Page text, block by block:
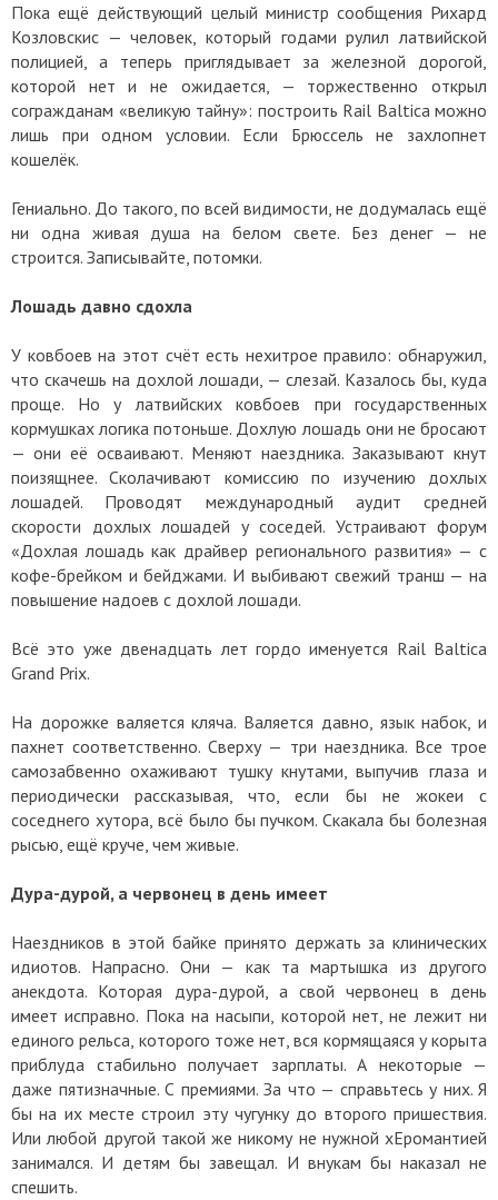
Пока ещё действующий целый министр сообщения Рихард
Козловскис — человек, который годами рулил латвийской
полицией, а теперь приглядывает за железной дорогой,
которой нет и не ожидается, — торжественно открыл
согражданам «великую тайну»: построить Rail Baltica можно
лишь при одном условии. Если Брюссель не захлопнет
кошелёк.
Гениально. До такого, по всей видимости, не додумалась ещё
ни одна живая душа на белом свете. Без денег — не
строится. Записывайте, потомки.
Лошадь давно сдохла
У ковбоев на этот счёт есть нехитрое правило: обнаружил,
что скачешь на дохлой лошади, — слезай. Казалось бы, куда
проще. Но у латвийских ковбоев при государственных
кормушках логика потоньше. Дохлую лошадь они не бросают
— они её осваивают. Меняют наездника. Заказывают кнут
поизящнее. Сколачивают комиссию по изучению дохлых
лошадей. Проводят международный аудит средней
скорости дохлых лошадей у соседей. Устраивают форум
«Дохлая лошадь как драйвер регионального развития» — с
кофе-брейком и бейджами. И выбивают свежий транш — на
повышение надоев с дохлой лошади.
Всё это уже двенадцать лет гордо именуется Rail Baltica
Grand Prix.
На дорожке валяется кляча. Валяется давно, язык набок, и
пахнет соответственно. Сверху — три наездника. Все трое
самозабвенно охаживают тушку кнутами, выпучив глаза и
периодически рассказывая, что, если бы не жокеи с
соседнего хутора, всё было бы пучком. Скакала бы болезная
рысью, ещё круче, чем живые.
Дура-дурой, а червонец в день имеет
Наездников в этой байке принято держать за клинических
идиотов. Напрасно. Они — как та мартышка из другого
анекдота. Которая дура-дурой, а свой червонец в день
имеет исправно. Пока на насыпи, которой нет, не лежит ни
единого рельса, которого тоже нет, вся кормящаяся у корыта
приблуда стабильно получает зарплаты. А некоторые —
даже пятизначные. С премиями. За что — справьтесь у них. Я
бы на их месте строил эту чугунку до второго пришествия.
Или любой другой такой же никому не нужной хЕромантией
занимался. И детям бы завещал. И внукам бы наказал не
спешить.